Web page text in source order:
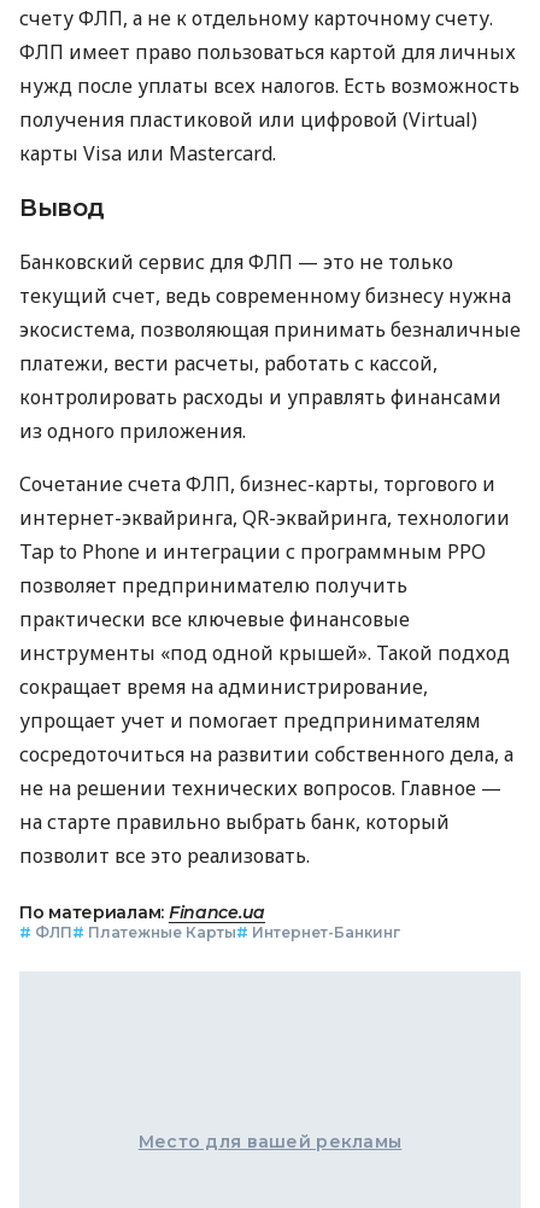
счету ФЛП, а не к отдельному карточному счету.
ФЛП имеет право пользоваться картой для личных
нужд после уплаты всех налогов. Есть возможность
получения пластиковой или цифровой (Virtual)
карты Visa или Mastercard.
Вывод
Банковский сервис для ФЛП — это не только
текущий счет, ведь современному бизнесу нужна
экосистема, позволяющая принимать безналичные
платежи, вести расчеты, работать с кассой,
контролировать расходы и управлять финансами
из одного приложения.
Сочетание счета ФЛП, бизнес-карты, торгового и
интернет-эквайринга, QR-эквайринга, технологии
Tap to Phone и интеграции с программным РРО
позволяет предпринимателю получить
практически все ключевые финансовые
инструменты «под одной крышей». Такой подход
сокращает время на администрирование,
упрощает учет и помогает предпринимателям
сосредоточиться на развитии собственного дела, а
не на решении технических вопросов. Главное —
на старте правильно выбрать банк, который
позволит все это реализовать.
По материалам: Finance.ua
# ФЛП# Платежные Карты# Интернет-Банкинг
Место для вашей рекламы